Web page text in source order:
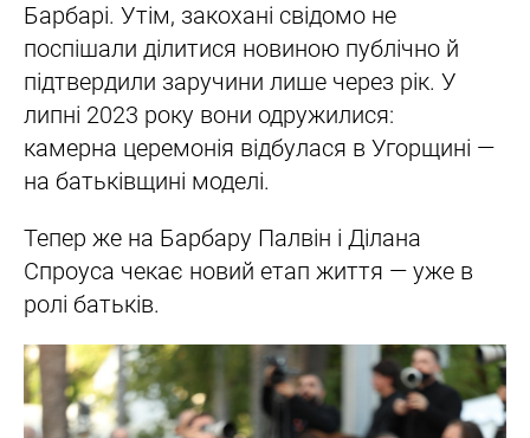
Барбарі. Утім, закохані свідомо не
поспішали ділитися новиною публічно й
підтвердили заручини лише через рік. У
липні 2023 року вони одружилися:
камерна церемонія відбулася в Угорщині —
на батьківщині моделі.
Тепер же на Барбару Палвін і Ділана
Спроуса чекає новий етап життя — уже в
ролі батьків.